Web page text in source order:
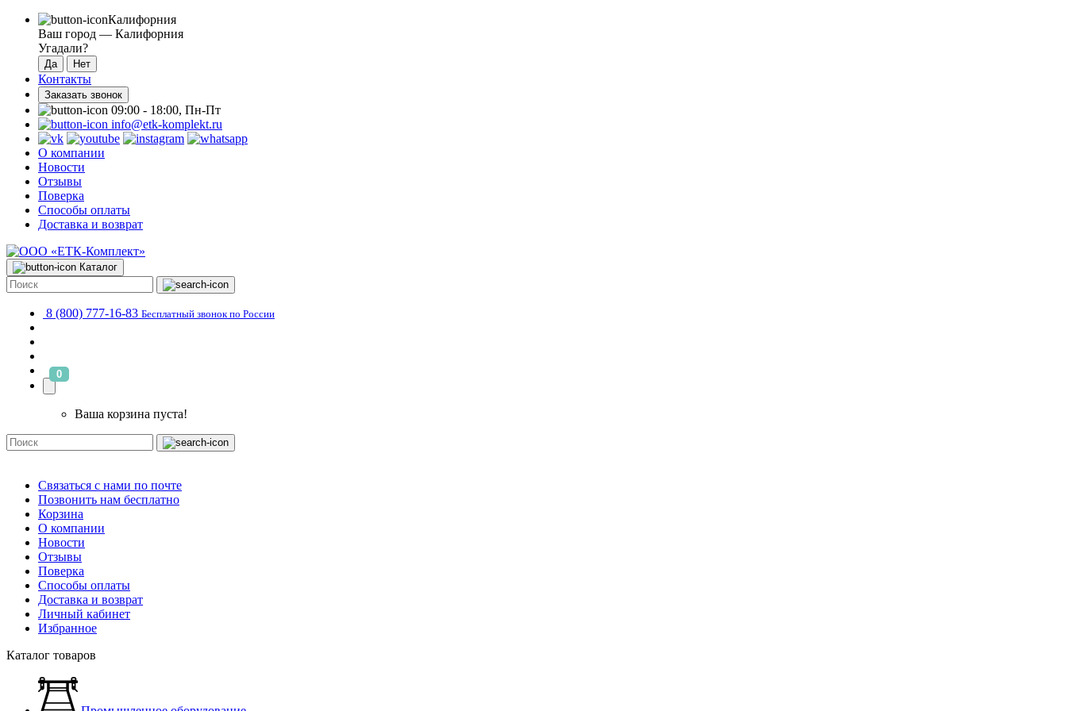
Калифорния
Ваш город — Калифорния
Угадали?
Контакты
Заказать звонок
09:00 - 18:00, Пн-Пт
info@etk-komplekt.ru
О компании
Новости
Отзывы
Поверка
Способы оплаты
Доставка и возврат
Каталог
8 (800) 777-16-83 Бесплатный звонок по России
0
Ваша корзина пуста!
Связаться с нами по почте
Позвонить нам бесплатно
Корзина
О компании
Новости
Отзывы
Поверка
Способы оплаты
Доставка и возврат
Личный кабинет
Избранное
Каталог товаров